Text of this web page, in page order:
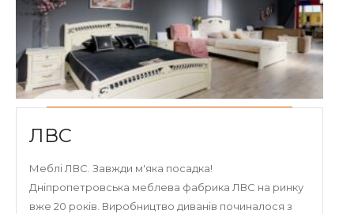
ЛВС
Меблі ЛВС. Завжди м'яка посадка!
Дніпропетровська меблева фабрика ЛВС на ринку
вже 20 років. Виробництво диванів починалося з